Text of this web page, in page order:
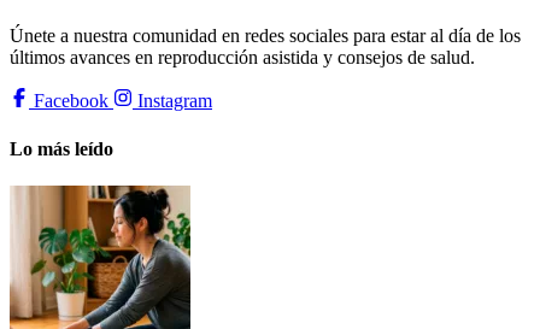
Únete a nuestra comunidad en redes sociales para estar al día de los
últimos avances en reproducción asistida y consejos de salud.
Facebook Instagram
Lo más leído